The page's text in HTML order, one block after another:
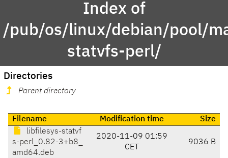
Index of
/pub/os/linux/debian/pool/
statvfs-perl/
Directories
Parent directory
Filename Modification time
Size
libfilesys-statvf
s-perl_0.82-3+b8_
amd64.deb
2020-11-09 01:59
CET
9036 B